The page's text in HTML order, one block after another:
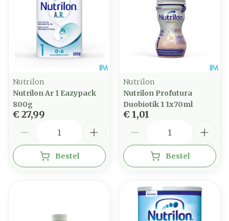
Nutrilon
Nutrilon Ar 1 Eazypack
800g
€ 27,99
Bestel
Nutrilon
Nutrilon Profutura
Duobiotik 1 1x70ml
€ 1,01
Bestel